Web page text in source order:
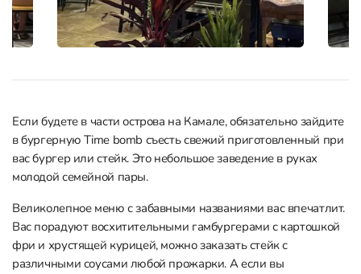
Если будете в части острова на Камале, обязательно зайдите
в бургерную Time bomb съесть свежий приготовленный при
вас бургер или стейк. Это небольшое заведение в руках
молодой семейной пары.
Великолепное меню с забавными названиями вас впечатлит.
Вас порадуют восхитительными гамбургерами с картошкой
фри и хрустящей курицей, можно заказать стейк с
различными соусами любой прожарки. А если вы